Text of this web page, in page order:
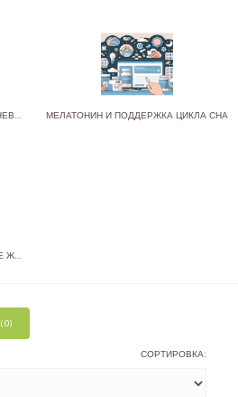
МАГНИЙ И МИНЕРАЛЫ ДЛЯ ЕЖЕДНЕВНОЙ ПОДДЕРЖКИ МЕЛАТОНИН И ПОДДЕРЖКА ЦИКЛА СНА
ОМЕГА-3 И ПОЛИНЕНАСЫЩЕННЫЕ ЖИРНЫЕ КИСЛОТЫ
СОРТИРОВКА: